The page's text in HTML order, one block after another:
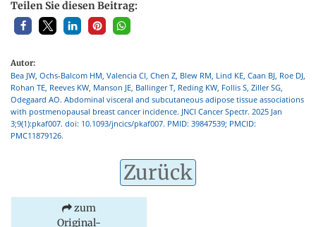
Teilen Sie diesen Beitrag:
Autor:
Bea JW, Ochs-Balcom HM, Valencia CI, Chen Z, Blew RM, Lind KE, Caan BJ, Roe DJ,
Rohan TE, Reeves KW, Manson JE, Ballinger T, Reding KW, Follis S, Ziller SG,
Odegaard AO. Abdominal visceral and subcutaneous adipose tissue associations
with postmenopausal breast cancer incidence. JNCI Cancer Spectr. 2025 Jan
3;9(1):pkaf007. doi: 10.1093/jncics/pkaf007. PMID: 39847539; PMCID:
PMC11879126.
Zurück
zum
Original-